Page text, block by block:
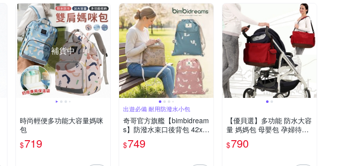
補貨中
時尚輕便多功能大容量媽咪
包
$719
出遊必備 耐用防潑水小包
奇哥官方旗艦【bimbidream
s】防潑水束口後背包 42x3
2cm(束口包 抽繩包 旅行包
外出包)
$749
【優貝選】多功能 防水大容
量 媽媽包 母嬰包 孕婦待產
包(兩色任選)
$790